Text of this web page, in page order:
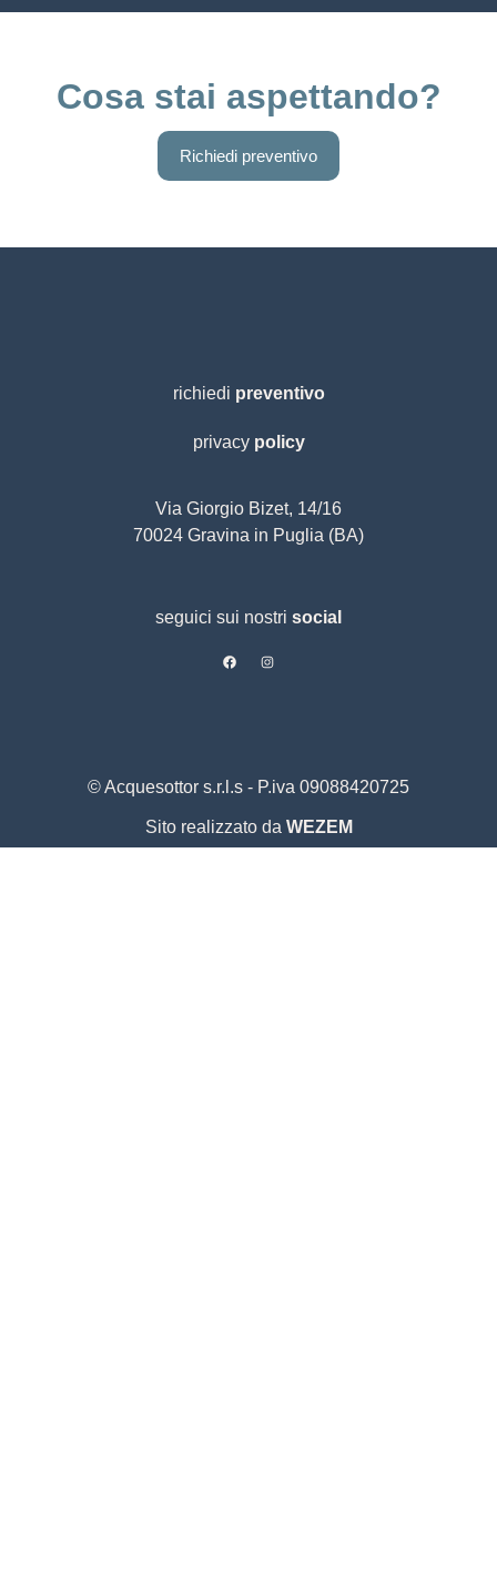
Cosa stai aspettando?
Richiedi preventivo
seguici sui nostri social
Via Giorgio Bizet, 14/16
70024 Gravina in Puglia (BA)
richiedi preventivo
privacy policy
© Acquesottor s.r.l.s - P.iva 09088420725
Sito realizzato da WEZEM